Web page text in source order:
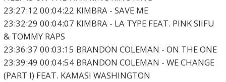
23:27:12 00:04:22 KIMBRA - SAVE ME
23:32:29 00:04:07 KIMBRA - LA TYPE FEAT. PINK SIIFU
& TOMMY RAPS
23:36:37 00:03:15 BRANDON COLEMAN - ON THE ONE
23:39:49 00:04:54 BRANDON COLEMAN - WE CHANGE
(PART I) FEAT. KAMASI WASHINGTON